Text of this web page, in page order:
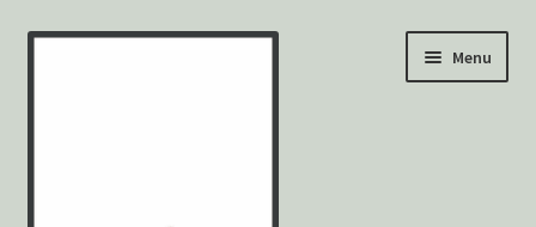
Ga
Ga
Menu